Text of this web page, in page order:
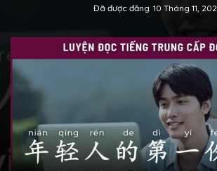
Đã được đăng 10 Tháng 11,